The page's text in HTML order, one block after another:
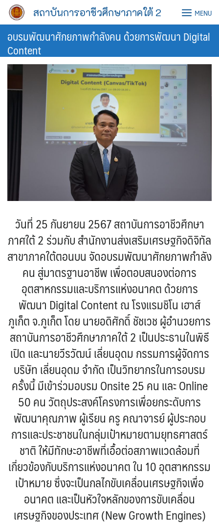
Skip
สถาบันการอาชีวศึกษาภาคใต้ 2 MENU
อบรมพัฒนาศักยภาพกำลังคน ด้วยการพัฒนา Digital
Content
วันที่ 25 กันยายน 2567 สถาบันการอาชีวศึกษา
ภาศใต้ 2 ร่วมกับ สำนักงานส่งเสริมเศรษฐกิจดิจิทัล
สาขาภาคใต้ตอนบน จัดอบรมพัฒนาศักยภาพกำลัง
คน สู่มาตรฐานอาชีพ เพื่อตอบสนองต่อการ
อุตสาหกรรมและบริการแห่งอนาคต ด้วยการ
พัฒนา Digital Content ณ โรงแรมชิโน เฮาส์
ภูเก็ต จ.ภูเก็ต โดย นายอดิศักดิ์ ชัชเวช ผู้อำนวยการ
สถาบันการอาชีวศึกษาภาคใต้ 2 เป็นประธานในพิธี
เปิด และนายวีรวัฒน์ เลี่ยนอุดม กรรมการผู้จัดการ
บริษัท เลี่ยนอุดม จำกัด เป็นวิทยากรในการอบรม
ครั้งนี้ มีเข้าร่วมอบรม Onsite 25 คน และ Online
50 คน วัตถุประสงค์โครงการเพื่อยกระดับการ
พัฒนาคุณภาพ ผู้เรียน ครู คณาจารย์ ผู้ประกอบ
การและประชาชนในกลุ่มเป้าหมายตามยุทธศาสตร์
ชาติ ให้มีทักษะอาชีพที่เอื้อต่อสภาพแวดล้อมที่
เกี่ยวข้องกับบริการแห่งอนาคต ใน 10 อุตสาหกรรม
เป้าหมาย ซึ่งจะเป็นกลไกขับเคลื่อนเศรษฐกิจเพื่อ
อนาคต และเป็นหัวใจหลักของการขับเคลื่อน
เศรษฐกิจของประเทศ (New Growth Engines)